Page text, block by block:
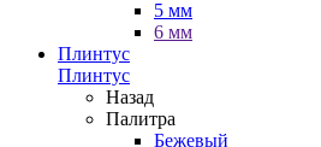
5 мм
6 мм
Плинтус
Плинтус
Назад
Палитра
Бежевый